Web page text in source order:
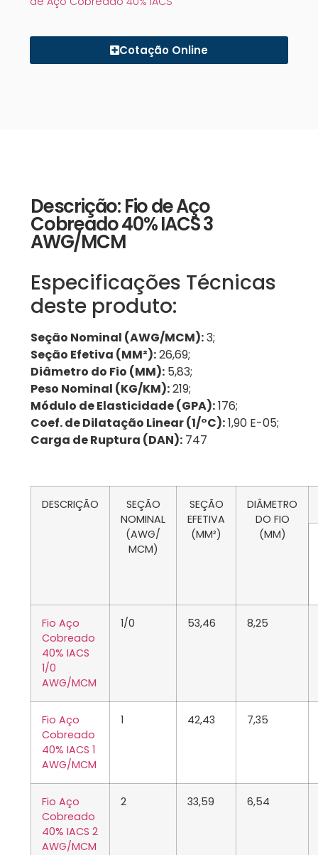
Cotação Online
Descrição: Fio de Aço
Cobreado 40% IACS 3
AWG/MCM
Especificações Técnicas
deste produto:
Seção Nominal (AWG/MCM):3;
Seção Efetiva (MM²):26,69;
Diâmetro do Fio (MM): 5,83;
Peso Nominal (KG/KM):219;
Módulo de Elasticidade (GPA):176;
Coef. de Dilatação Linear (1/°C):1,90 E-05;
Carga de Ruptura (DAN): 747
DESCRIÇÃO
SEÇÃO
NOMINAL
(AWG/
MCM)
SEÇÃO
EFETIVA
(MM²)
DIÂMETRO
DO FIO
(MM)
Fio Aço
Cobreado
40% IACS
1/0
AWG/MCM
1/0 53,46 8,25
Fio Aço
Cobreado
40% IACS 1
AWG/MCM
1 42,43 7,35
Fio Aço
Cobreado
40% IACS 2
AWG/MCM
2 33,59 6,54